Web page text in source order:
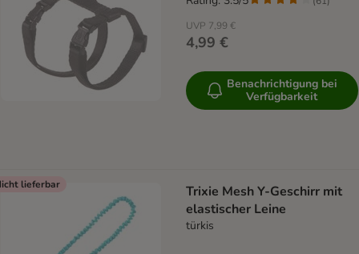
UVP 7,99 €
4,99 €
Benachrichtigung bei
Verfügbarkeit
lieferbar
Trixie Mesh Y-Geschirr mit
elastischer Leine
türkis